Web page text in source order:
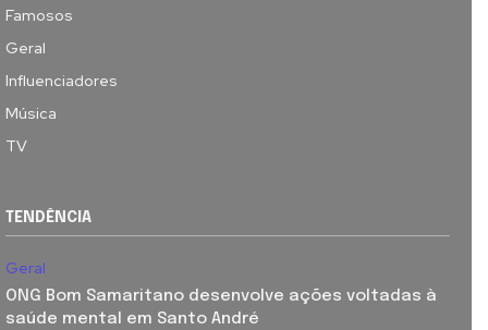
Famosos
Geral
Influenciadores
Música
TV
TENDÊNCIA
Geral
ONG Bom Samaritano desenvolve ações voltadas à
saúde mental em Santo André